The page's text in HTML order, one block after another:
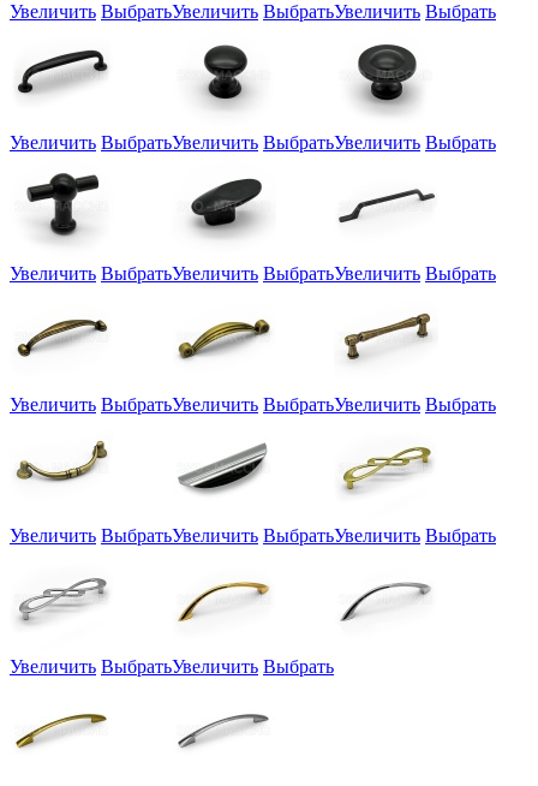
Увеличить ВыбратьУвеличить ВыбратьУвеличить Выбрать
Увеличить ВыбратьУвеличить ВыбратьУвеличить Выбрать
Увеличить ВыбратьУвеличить ВыбратьУвеличить Выбрать
Увеличить ВыбратьУвеличить ВыбратьУвеличить Выбрать
Увеличить ВыбратьУвеличить ВыбратьУвеличить Выбрать
Увеличить ВыбратьУвеличить Выбрать